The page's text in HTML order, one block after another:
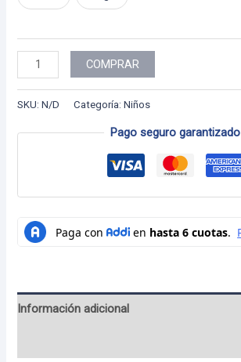
Niño
-
06
COMPRAR
SKU:N/D Categoría:Niños
Pago seguro garantizado
Información adicional